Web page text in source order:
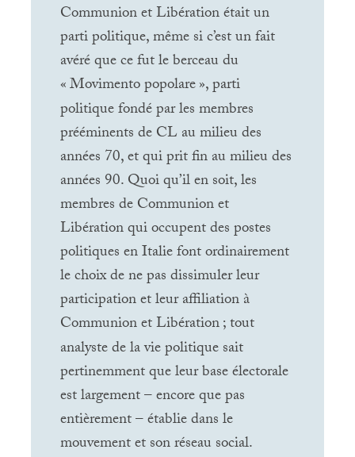
Communion et Libération était un
parti politique, même si c’est un fait
avéré que ce fut le berceau du
«Movimento popolare», parti
politique fondé par les membres
prééminents deCL au milieu des
années 70, et qui prit fin au milieu des
années 90. Quoi qu’il en soit, les
membres de Communion et
Libération qui occupent des postes
politiques en Italie font ordinairement
le choix de ne pas dissimuler leur
participation et leur affiliation à
Communion et Libération; tout
analyste de la vie politique sait
pertinemment que leur base électorale
est largement – encore que pas
entièrement – établie dans le
mouvement et son réseau social.